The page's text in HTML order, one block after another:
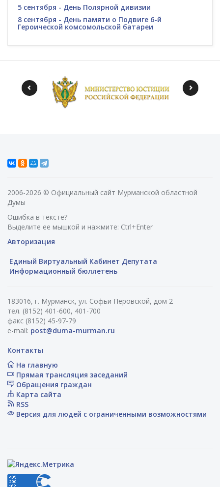
5 сентября - День Полярной дивизии
8 сентября - День памяти о Подвиге 6-й
Героической комсомольской батареи
2006-2026 © Официальный сайт Мурманской областной
Думы
Ошибка в тексте?
Выделите ее мышкой и нажмите: Ctrl+Enter
Авторизация
Единый Виртуальный Кабинет Депутата
Информационный бюллетень
183016, г. Мурманск, ул. Софьи Перовской, дом 2
тел. (8152) 401-600, 401-700
факс (8152) 45-97-79
e-mail: post@duma-murman.ru
Контакты
На главную
Прямая трансляция заседаний
Обращения граждан
Карта сайта
RSS
Версия для людей с ограниченными возможностями